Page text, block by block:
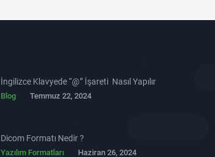
İngilizce Klavyede “@” İşareti Nasıl Yapılır
Blog Temmuz 22, 2024
Dicom Formatı Nedir ?
Yazılım Formatları Haziran 26, 2024